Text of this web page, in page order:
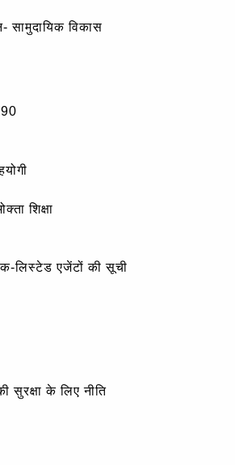
सामुदायिक विकास
शिक्षा
लिस्टेड एजेंटों की सूची
सुरक्षा के लिए नीति